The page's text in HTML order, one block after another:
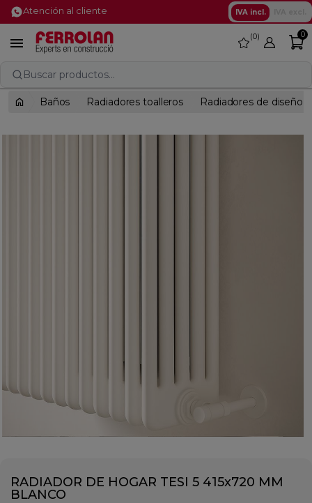
Atención al cliente IVA incl.
 favorite
0 0
Buscar productos...
Baños Radiadores toalleros Radiadores de diseño
RADIADOR DE HOGAR TESI 5 415x720 MM
BLANCO